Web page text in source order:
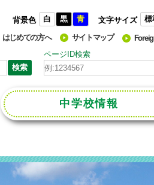
背景色 白 黒 青 文字サイズ 標
はじめての方へ サイトマップ
ページID検索
中学校情報